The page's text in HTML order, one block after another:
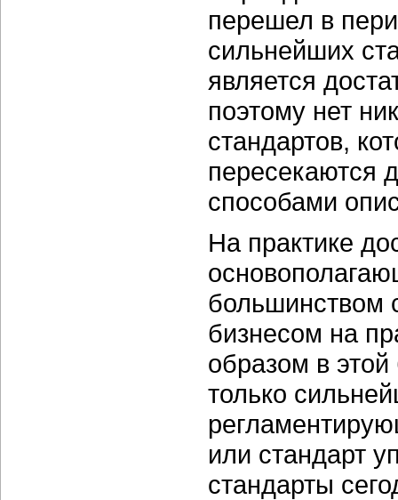
перешел в
сильнейших
является
поэтому нет
стандартов,
пересекаются
способами
На практике
большинством
бизнесом на
образом в
только
или стандарт
стандарты